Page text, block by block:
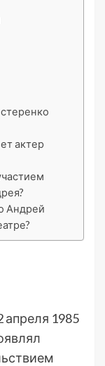
актер
Андрей
апреля 1985